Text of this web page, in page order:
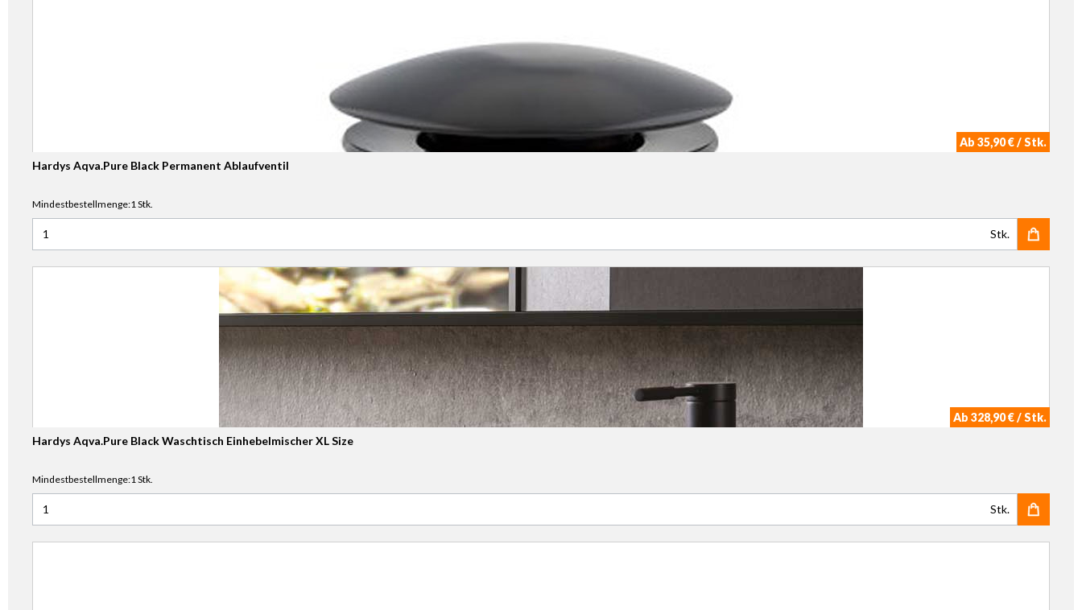
Ab 35,90 € / Stk.
Hardys Aqva.Pure Black Permanent Ablaufventil
Mindestbestellmenge:1 Stk.
Anzahl für Hardys Aqva.Pure Black Permanent Ablaufventil
Stk.
Ab 328,90 € / Stk.
Hardys Aqva.Pure Black Waschtisch Einhebelmischer XL Size
Mindestbestellmenge:1 Stk.
Anzahl für Hardys Aqva.Pure Black Waschtisch Einhebelmischer XL Size
Stk.